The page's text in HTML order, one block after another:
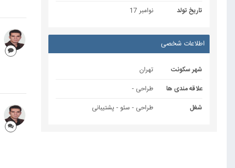
تاریخ تولد نوامبر 17
اطلاعات شخصی
شهر سکونت
تهران
علاقه مندی ها
طراحی -
شغل
طراحی - سئو - پشتیبانی